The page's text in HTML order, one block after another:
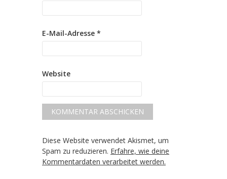
E-Mail-Adresse *
Website
Diese Website verwendet Akismet, um
Spam zu reduzieren. Erfahre, wie deine
Kommentardaten verarbeitet werden.